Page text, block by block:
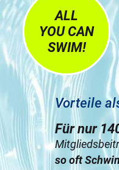
Vorteile
Für nur
so oft
ALL
YOU CAN
SWIM!